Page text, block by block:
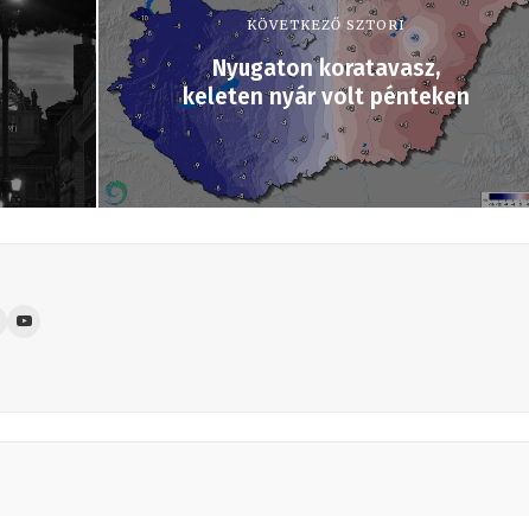
KÖVETKEZŐ SZTORI
Nyugaton koratavasz,
keleten nyár volt pénteken